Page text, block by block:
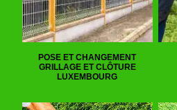
POSE ET CHANGEMENT
GRILLAGE ET CLÔTURE
LUXEMBOURG